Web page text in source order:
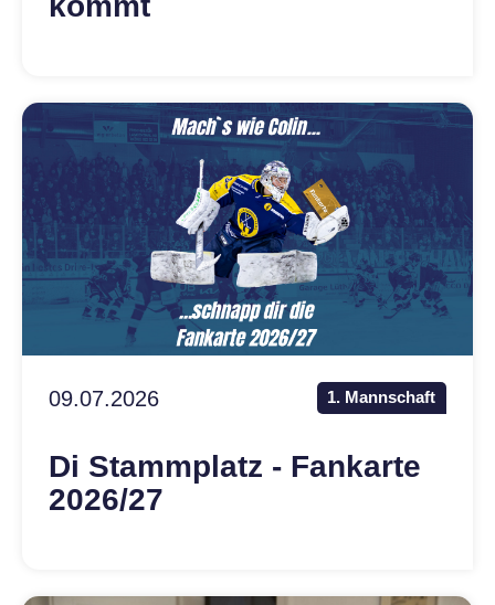
Kontakt
Mitglieder
Anlässe
09.07.2026 1. Mannschaft
Di Stammplatz - Fankarte
2026/27